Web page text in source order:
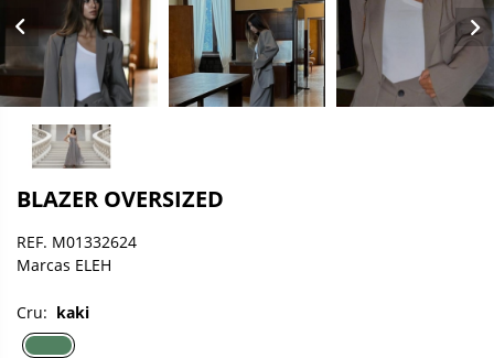
BLAZER OVERSIZED
REF. M01332624
Marcas ELEH
Cru: kaki